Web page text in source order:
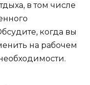
в том числе
когда вы
на рабочем